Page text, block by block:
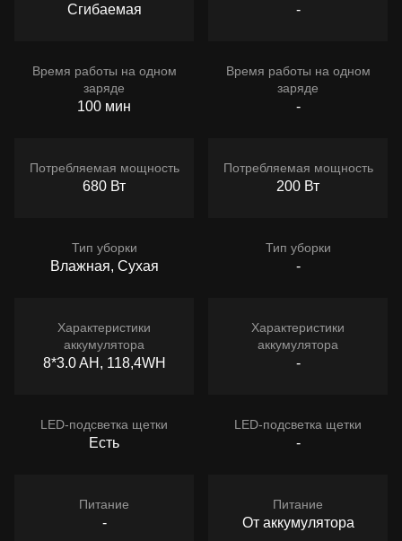
Сгибаемая
Время работы на одном
заряде
100 мин
Потребляемая мощность
680 Вт
Тип уборки
Влажная, Сухая
Характеристики
аккумулятора
8*3.0 AH, 118,4WH
LED-подсветка щетки
Есть
Питание
-
-
Время работы на одном
заряде
-
Потребляемая мощность
200 Вт
Тип уборки
-
Характеристики
аккумулятора
-
LED-подсветка щетки
-
Питание
От аккумулятора